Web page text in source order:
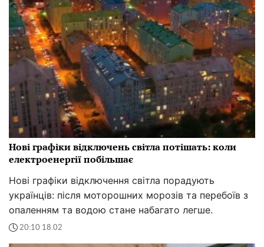
Нові графіки відключень світла потішать: коли
електроенергії побільшає
Нові графіки відключення світла порадують
українців: після моторошних морозів та перебоїв з
опаленням та водою стане набагато легше.
20:10 18.02